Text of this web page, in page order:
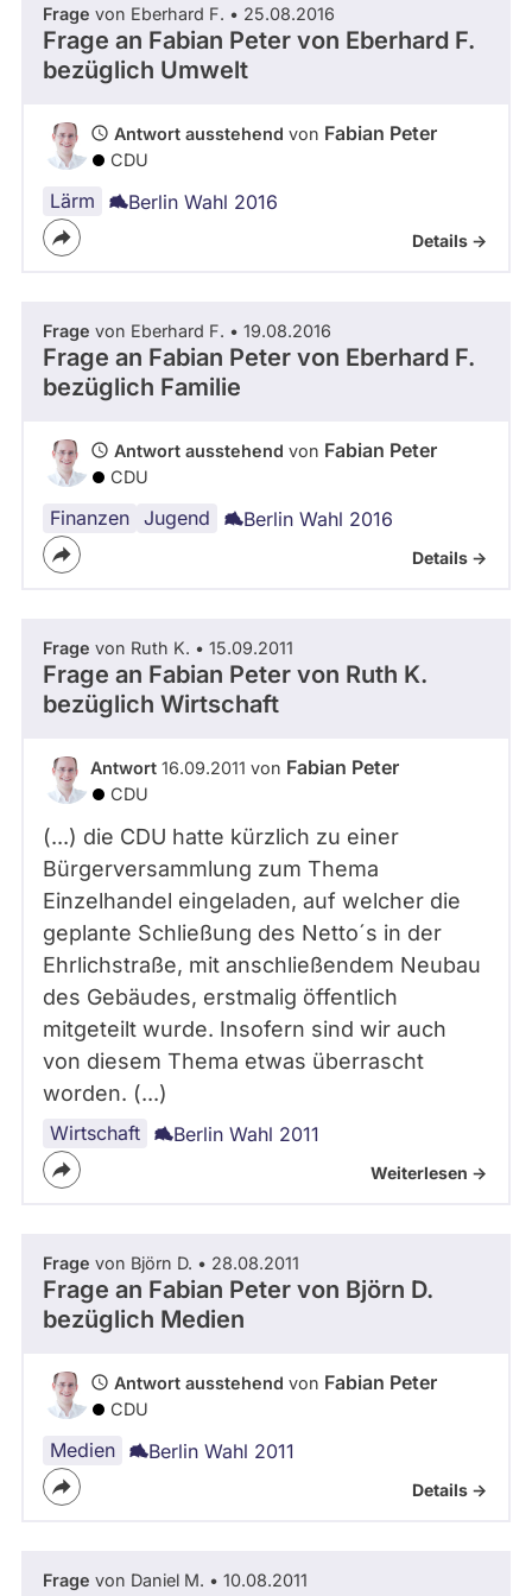
abgeordnetenwatch
befragt
werden.
Thema
- Alle -
Antwort Status
- Alle -
Frage von Eberhard F. • 25.08.2016
Frage an Fabian Peter von Eberhard F.
bezüglich Umwelt
Antwort ausstehend von Fabian Peter
CDU
Lärm Berlin Wahl 2016
Details ->
Frage von Eberhard F. • 19.08.2016
Frage an Fabian Peter von Eberhard F.
bezüglich Familie
Antwort ausstehend von Fabian Peter
CDU
Finanzen Jugend
Sozialpolitik Berlin Wahl 2016
Details ->
Frage von Ruth K. • 15.09.2011
Frage an Fabian Peter von Ruth K.
bezüglich Wirtschaft
Antwort 16.09.2011 von Fabian Peter
CDU
(...) die CDU hatte kürzlich zu einer
Bürgerversammlung zum Thema
Einzelhandel eingeladen, auf welcher die
geplante Schließung des Netto´s in der
Ehrlichstraße, mit anschließendem Neubau
des Gebäudes, erstmalig öffentlich
mitgeteilt wurde. Insofern sind wir auch
von diesem Thema etwas überrascht
worden. (...)
Wirtschaft Berlin Wahl 2011
Weiterlesen ->
Frage von Björn D. • 28.08.2011
Frage an Fabian Peter von Björn D.
bezüglich Medien
Antwort ausstehend von Fabian Peter
CDU
Medien Berlin Wahl 2011
Details ->
Frage von Daniel M. • 10.08.2011